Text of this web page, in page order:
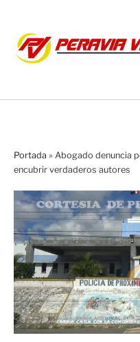
Portada » Abogado denuncia
encubrir verdaderos autores